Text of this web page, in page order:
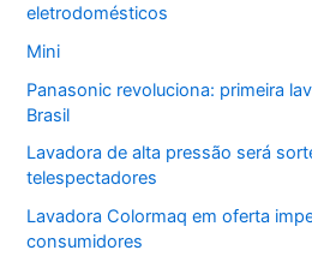
eletrodomésticos
Mini
Panasonic revoluciona: primeira
Brasil
Lavadora de alta pressão será
telespectadores
Lavadora Colormaq em oferta
consumidores